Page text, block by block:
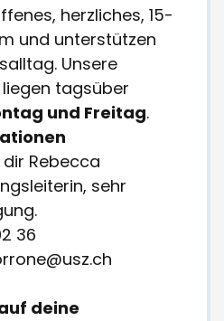
herzliches, 15-
und unterstützen
Unsere
tagsüber
und Freitag.
Rebecca
sehr
36
deine